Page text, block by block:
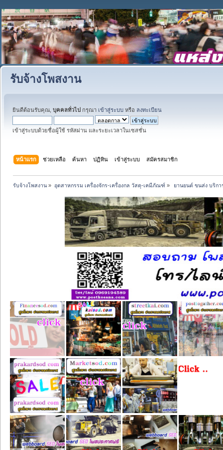
รับจ้างโพสงาน
ยินดีต้อนรับคุณ, บุคคลทั่วไป กรุณา เข้าสู่ระบบ หรือ ลงทะเบียน
เข้าสู่ระบบด้วยชื่อผู้ใช้ รหัสผ่าน และระยะเวลาในเซสชั่น
หน้าแรก ช่วยเหลือ ค้นหา ปฏิทิน เข้าสู่ระบบ สมัครสมาชิก
รับจ้างโพสงาน » อุตสาหกรรม เครื่องจักร-เครื่องกล วัสดุ-เคมีภัณฑ์ » ยานยนต์ ขนส่ง บริก